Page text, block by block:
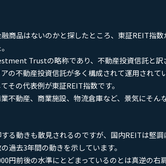
商品はないのかと探したところ、東証REIT指
Trustの略称であり、不動産投資信託と訳
の不動産投資信託が多く構成されて運用され
その代表例が東証REIT指数です。
不動産、商業施設、物流倉庫など、景気にそ
る動きも散見されるのですが、国内REITは堅調
過去3年間の動きを示しています。
円前後の水準にとどまっているのとは真逆の